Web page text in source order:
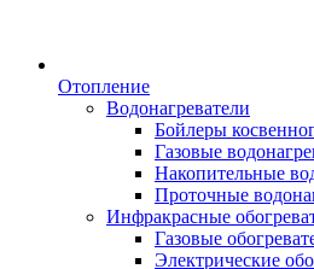
Отопление
Водонагреватели
Бойлеры
Газовые
Накопительные
Проточные
Инфракрасные
Газовые
Электрические